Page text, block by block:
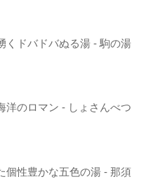
くドバドバぬる湯 - 駒の湯
洋のロマン - しょさんべつ
個性豊かな五色の湯 - 那須